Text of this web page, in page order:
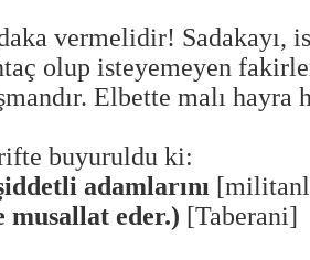
vermelidir! Sadakayı,
olup isteyemeyen
Elbette malı hayra
buyuruldu ki:
adamlarını
musallat eder.) [Taberani]